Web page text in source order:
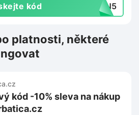
kód OGN5
platnosti, některé
kód -10% sleva na nákup